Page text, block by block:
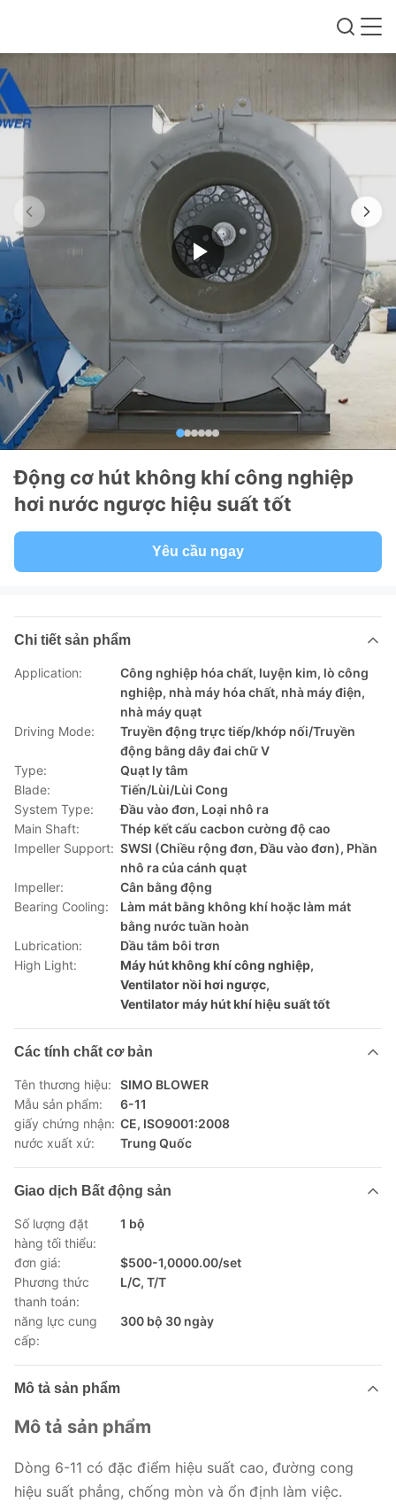
Động cơ hút không khí công nghiệp
hơi nước ngược hiệu suất tốt
Yêu cầu ngay
Chi tiết sản phẩm
Application:
Công nghiệp hóa chất, luyện kim, lò công
nghiệp, nhà máy hóa chất, nhà máy điện,
nhà máy quạt
Driving Mode:
Truyền động trực tiếp/khớp nối/Truyền
động bằng dây đai chữ V
Type:
Quạt ly tâm
Blade:
Tiến/Lùi/Lùi Cong
System Type:
Đầu vào đơn, Loại nhô ra
Main Shaft:
Thép kết cấu cacbon cường độ cao
Impeller Support: SWSI (Chiều rộng đơn, Đầu vào đơn), Phần
nhô ra của cánh quạt
Impeller:
Cân bằng động
Bearing Cooling:
Làm mát bằng không khí hoặc làm mát
bằng nước tuần hoàn
Lubrication:
Dầu tắm bôi trơn
High Light:
Máy hút không khí công nghiệp,
Ventilator nồi hơi ngược,
Ventilator máy hút khí hiệu suất tốt
Các tính chất cơ bản
Tên thương hiệu:
SIMO BLOWER
Mẫu sản phẩm:
6-11
giấy chứng nhận: CE, ISO9001:2008
nước xuất xứ:
Trung Quốc
Giao dịch Bất động sản
Số lượng đặt
hàng tối thiểu:
1 bộ
đơn giá:
$500-1,0000.00/set
Phương thức
thanh toán:
L/C, T/T
năng lực cung
cấp:
300 bộ 30 ngày
Mô tả sản phẩm
Mô tả sản phẩm
Dòng 6-11 có đặc điểm hiệu suất cao, đường cong
hiệu suất phẳng, chống mòn và ổn định làm việc.